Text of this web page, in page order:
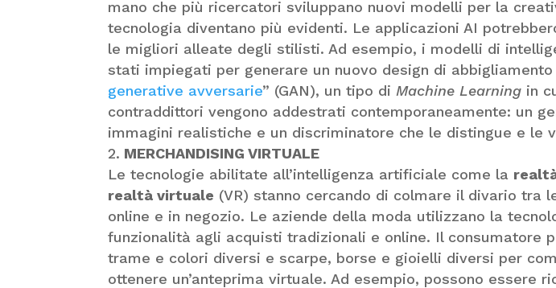
mano che più ricercatori sviluppano nuovi modelli per la
tecnologia diventano più evidenti. Le applicazioni AI
le migliori alleate degli stilisti. Ad esempio, i modelli di
stati impiegati per generare un nuovo design di
generative avversarie” (GAN), un tipo di Machine Learning in
contraddittori vengono addestrati contemporaneamente: un
immagini realistiche e un discriminatore che le distingue e le
MERCHANDISING VIRTUALE
Le tecnologie abilitate all’intelligenza artificiale come la
realtà virtuale (VR) stanno cercando di colmare il divario tra
online e in negozio. Le aziende della moda utilizzano la
funzionalità agli acquisti tradizionali e online. Il consumatore
trame e colori diversi e scarpe, borse e gioielli diversi per
ottenere un’anteprima virtuale. Ad esempio, possono essere